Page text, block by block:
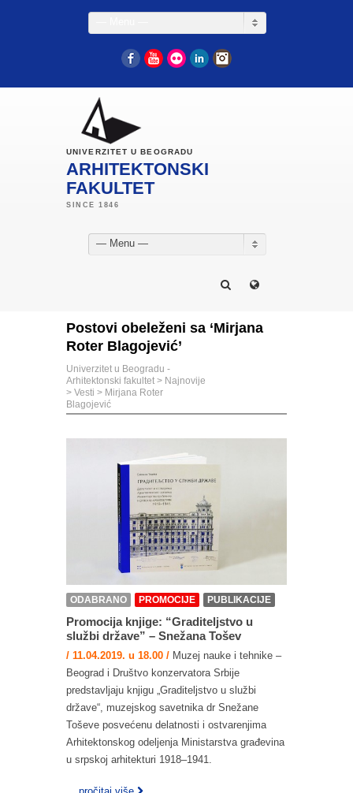
FacebookYouTube
Flickr LinkedIn
UNIVERZITET U BEOGRADU
ARHITEKTONSKI
FAKULTET
— Menu —
Postovi obeleženi sa ‘Mirjana
Roter Blagojević’
Univerzitet u Beogradu -
Arhitektonski fakultet > Najnovije
> Vesti > Mirjana Roter
Blagojević
ODABRANO PROMOCIJE PUBLIKACIJE
Promocija knjige: “Graditeljstvo u
službi države” – Snežana Tošev
/ 11.04.2019. u 18.00 / Muzej nauke i tehnike –
Beograd i Društvo konzervatora Srbije
predstavljaju knjigu „Graditeljstvo u službi
države“, muzejskog savetnika dr Snežane
Toševe posvećenu delatnosti i ostvarenjima
Arhitektonskog odeljenja Ministarstva građevina
u srpskoj arhitekturi 1918–1941.